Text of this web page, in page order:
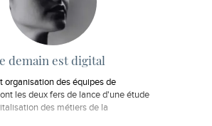
demain est digital
organisation des équipes de
les deux fers de lance d'une étude
des métiers de la